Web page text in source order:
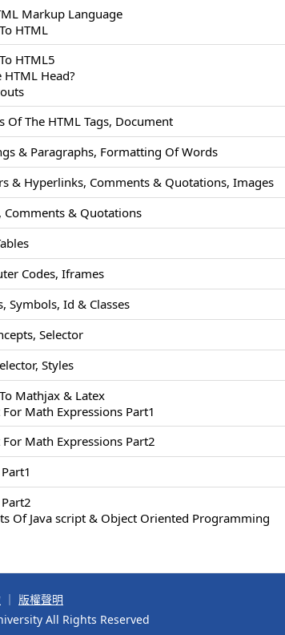
Markup Language
HTML
HTML5
HTML Head?
Of The HTML Tags, Document
& Paragraphs, Formatting Of Words
& Hyperlinks, Comments & Quotations, Images
Comments & Quotations
Codes, Iframes
Symbols, Id & Classes
Selector
Styles
Mathjax & Latex
Math Expressions Part1
Math Expressions Part2
Of Java script & Object Oriented Programming
版權聲明
All Rights Reserved